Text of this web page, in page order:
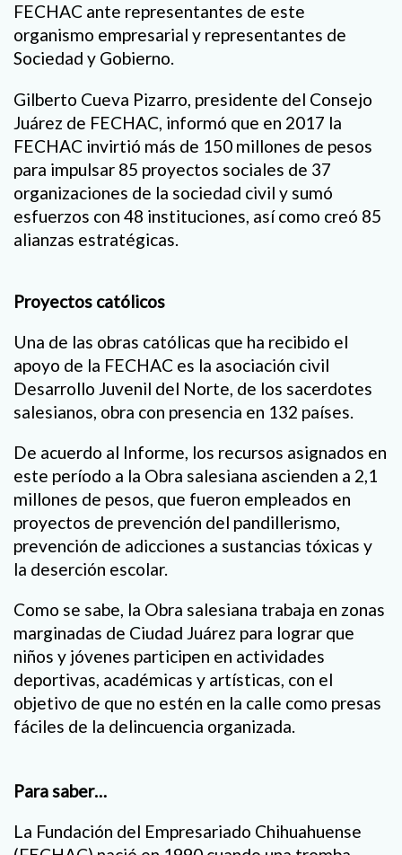
FECHAC ante representantes de este
organismo empresarial y representantes de
Sociedad y Gobierno.
Gilberto Cueva Pizarro, presidente del Consejo
Juárez de FECHAC, informó que en 2017 la
FECHAC invirtió más de 150 millones de pesos
para impulsar 85 proyectos sociales de 37
organizaciones de la sociedad civil y sumó
esfuerzos con 48 instituciones, así como creó 85
alianzas estratégicas.
Proyectos católicos
Una de las obras católicas que ha recibido el
apoyo de la FECHAC es la asociación civil
Desarrollo Juvenil del Norte, de los sacerdotes
salesianos, obra con presencia en 132 países.
De acuerdo al Informe, los recursos asignados en
este período a la Obra salesiana ascienden a 2,1
millones de pesos, que fueron empleados en
proyectos de prevención del pandillerismo,
prevención de adicciones a sustancias tóxicas y
la deserción escolar.
Como se sabe, la Obra salesiana trabaja en zonas
marginadas de Ciudad Juárez para lograr que
niños y jóvenes participen en actividades
deportivas, académicas y artísticas, con el
objetivo de que no estén en la calle como presas
fáciles de la delincuencia organizada.
Para saber…
La Fundación del Empresariado Chihuahuense